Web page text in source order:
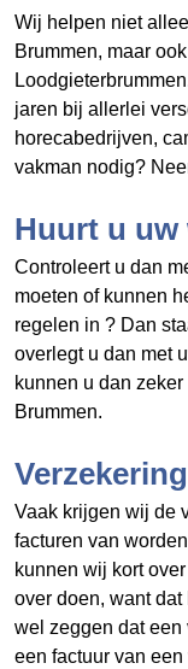
Wij helpen niet
Brummen, maar
jaren bij allerlei
horecabedrijven,
vakman nodig?
Huurt u
Controleert u dan
moeten of kunnen
regelen in ? Dan
overlegt u dan met
kunnen u dan
Brummen.
Vaak krijgen wij de
facturen van
kunnen wij kort
over doen, want
wel zeggen dat
een factuur van